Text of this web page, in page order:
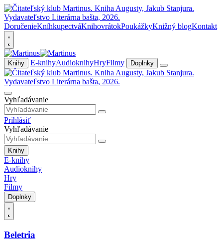
DoručenieKníhkupectváKnihovrátokPoukážkyKnižný blogKontakt
Knihy E-knihyAudioknihyHryFilmy Doplnky
Vyhľadávanie
Prihlásiť
Vyhľadávanie
Knihy
E-knihy
Audioknihy
Hry
Filmy
Doplnky
Beletria